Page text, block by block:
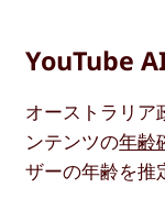
YouTube
オーストラリア
ンテンツの年齢
ザーの年齢を推